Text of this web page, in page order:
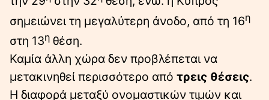
σημειώνει τη μεγαλύτερη άνοδο, από τη 16η
στη 13η θέση.
Καμία άλλη χώρα δεν προβλέπεται να
μετακινηθεί περισσότερο από τρεις θέσεις.
Η διαφορά μεταξύ ονομαστικών τιμών και